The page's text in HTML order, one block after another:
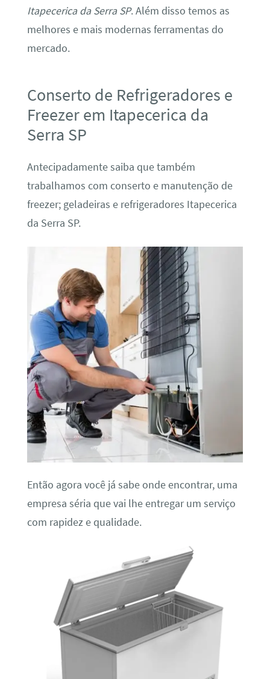
Itapecerica da Serra SP. Além disso temos as
melhores e mais modernas ferramentas do
mercado.
Conserto de Refrigeradores e
Freezer em Itapecerica da
Serra SP
Antecipadamente saiba que também
trabalhamos com conserto e manutenção de
freezer; geladeiras e refrigeradores Itapecerica
da Serra SP.
Então agora você já sabe onde encontrar, uma
empresa séria que vai lhe entregar um serviço
com rapidez e qualidade.